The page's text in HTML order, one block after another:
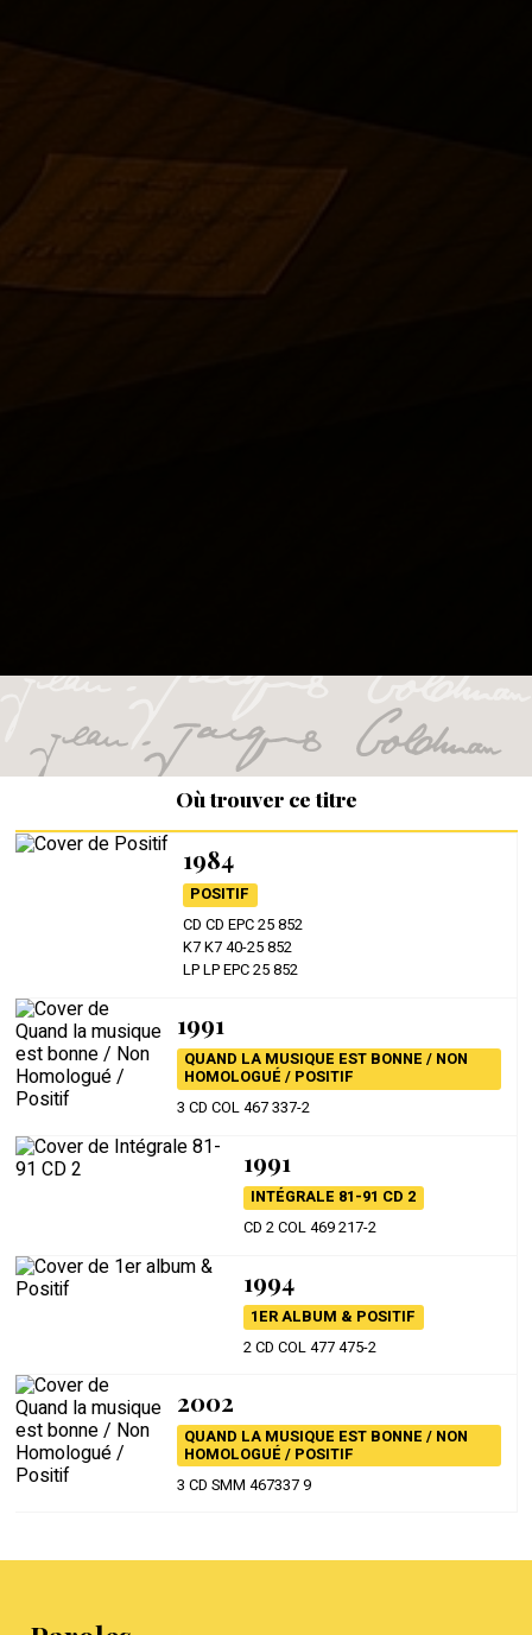
Où trouver ce titre
1984
POSITIF
CD CD EPC 25 852
K7 K7 40-25 852
LP LP EPC 25 852
1991
QUAND LA MUSIQUE EST BONNE / NON
HOMOLOGUÉ / POSITIF
3 CD COL 467 337-2
1991
INTÉGRALE 81-91 CD 2
CD 2 COL 469 217-2
1994
1ER ALBUM & POSITIF
2 CD COL 477 475-2
2002
QUAND LA MUSIQUE EST BONNE / NON
HOMOLOGUÉ / POSITIF
3 CD SMM 467337 9